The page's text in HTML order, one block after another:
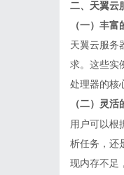
二、天翼云
（一）丰
天翼云服务
求。这些实
处理器的核
（二）灵
用户可以根
析任务，还
现内存不足